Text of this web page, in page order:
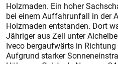
Holzmaden. Ein hoher
bei einem Auffahrunfall in der
Holzmaden entstanden. Dort
Jähriger aus Zell unter
Iveco bergaufwärts in
Aufgrund starker